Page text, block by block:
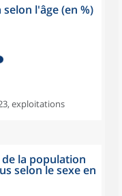
l'âge (en %)
exploitations
de la population
selon le sexe en